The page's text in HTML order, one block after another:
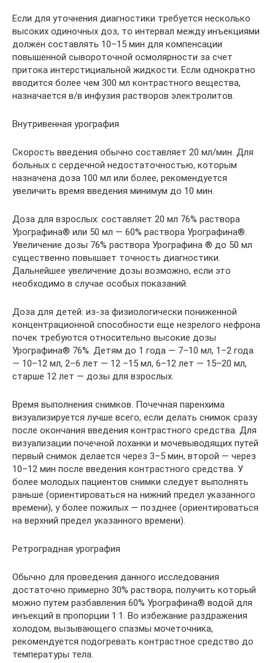
Если для уточнения диагностики требуется несколько
высоких одиночных доз, то интервал между инъекциями
должен составлять 10–15 мин для компенсации
повышенной сывороточной осмолярности за счет
притока интерстициальной жидкости. Если однократно
вводится более чем 300 мл контрастного вещества,
назначается в/в инфузия растворов электролитов.
Внутривенная урография
Скорость введения обычно составляет 20 мл/мин. Для
больных с сердечной недостаточностью, которым
назначена доза 100 мл или более, рекомендуется
увеличить время введения минимум до 10 мин.
Доза для взрослых: составляет 20 мл 76% раствора
Урографина® или 50 мл — 60% раствора Урографина®.
Увеличение дозы 76% раствора Урографина ® до 50 мл
существенно повышает точность диагностики.
Дальнейшее увеличение дозы возможно, если это
необходимо в случае особых показаний.
Доза для детей: из-за физиологически пониженной
концентрационной способности еще незрелого нефрона
почек требуются относительно высокие дозы
Урографина® 76%. Детям до 1 года — 7–10 мл, 1–2 года
— 10–12 мл, 2–6 лет — 12 –15 мл, 6–12 лет — 15–20 мл,
старше 12 лет — дозы для взрослых.
Время выполнения снимков. Почечная паренхима
визуализируется лучше всего, если делать снимок сразу
после окончания введения контрастного средства. Для
визуализации почечной лоханки и мочевыводящих путей
первый снимок делается через 3–5 мин, второй — через
10–12 мин после введения контрастного средства. У
более молодых пациентов снимки следует выполнять
раньше (ориентироваться на нижний предел указанного
времени), у более пожилых — позднее (ориентироваться
на верхний предел указанного времени).
Ретроградная урография
Обычно для проведения данного исследования
достаточно примерно 30% раствора, получить который
можно путем разбавления 60% Урографина® водой для
инъекций в пропорции 1:1. Во избежание раздражения
холодом, вызывающего спазмы мочеточника,
рекомендуется подогревать контрастное средство до
температуры тела.